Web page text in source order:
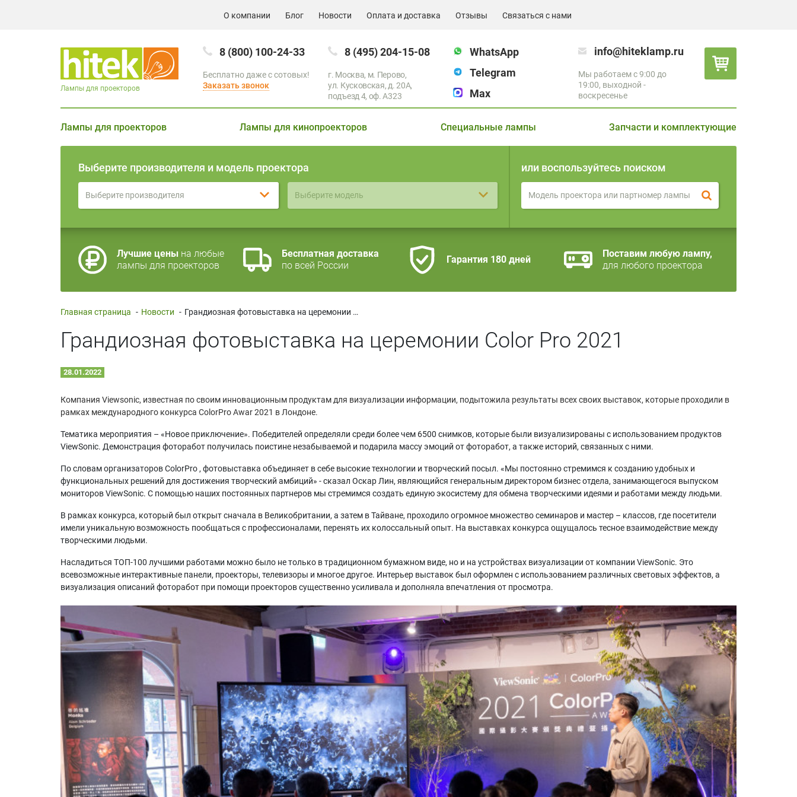
О компании Блог Новости Оплата и доставка Отзывы Связаться с нами
8 (800) 100-24-33
Бесплатно даже с сотовых!
Заказать звонок
8 (495) 204-15-08
г. Москва, м. Перово,
ул. Кусковская, д. 20А,
подъезд 4, оф. A323
WhatsApp
Telegram
Max
info@hiteklamp.ru
Мы работаем с 9:00 до
19:00, выходной -
воскресенье
Лампы для проекторов
Лампы для проекторов Лампы для кинопроекторов Специальные лампы Запчасти и комплектующие
Выберите производителя и модель проектора
Выберите производителя Выберите модель
или воспользуйтесь поиском
Лучшие цены на любые
лампы для проекторов
Бесплатная доставка
по всей России
Гарантия 180 дней
Поставим любую лампу,
для любого проектора
Главная страница - Новости - Грандиозная фотовыставка на церемонии Color Pro 2021
Грандиозная фотовыставка на церемонии Color Pro 2021
28.01.2022
Компания Viewsonic, известная по своим инновационным продуктам для визуализации информации, подытожила результаты всех своих выставок, которые проходили в
рамках международного конкурса ColorPro Awar 2021 в Лондоне.
Тематика мероприятия – «Новое приключение». Победителей определяли среди более чем 6500 снимков, которые были визуализированы с использованием продуктов
ViewSonic. Демонстрация фоторабот получилась поистине незабываемой и подарила массу эмоций от фоторабот, а также историй, связанных с ними.
По словам организаторов ColorPro , фотовыставка объединяет в себе высокие технологии и творческий посыл. «Мы постоянно стремимся к созданию удобных и
функциональных решений для достижения творческий амбиций» - сказал Оскар Лин, являющийся генеральным директором бизнес отдела, занимающегося выпуском
мониторов ViewSonic. С помощью наших постоянных партнеров мы стремимся создать единую экосистему для обмена творческими идеями и работами между людьми.
В рамках конкурса, который был открыт сначала в Великобритании, а затем в Тайване, проходило огромное множество семинаров и мастер – классов, где посетители
имели уникальную возможность пообщаться с профессионалами, перенять их колоссальный опыт. На выставках конкурса ощущалось тесное взаимодействие между
творческими людьми.
Насладиться ТОП-100 лучшими работами можно было не только в традиционном бумажном виде, но и на устройствах визуализации от компании ViewSonic. Это
всевозможные интерактивные панели, проекторы, телевизоры и многое другое. Интерьер выставок был оформлен с использованием различных световых эффектов, а
визуализация описаний фоторабот при помощи проекторов существенно усиливала и дополняла впечатления от просмотра.